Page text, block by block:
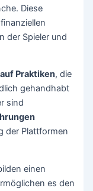
Diese
der Spieler und
Praktiken, die
gehandhabt
sind
der Plattformen
einen
es den